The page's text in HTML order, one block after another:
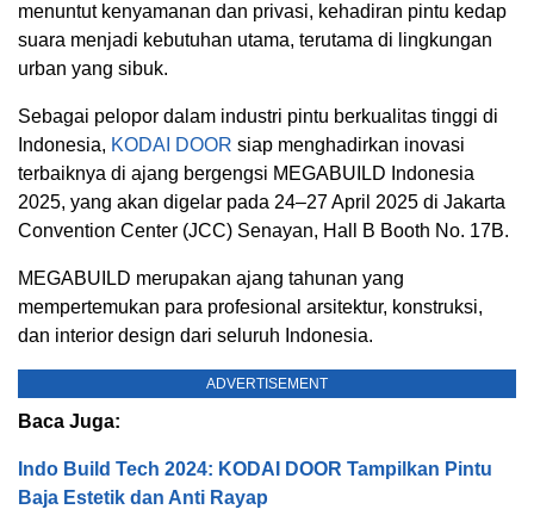
menuntut kenyamanan dan privasi, kehadiran pintu kedap
suara menjadi kebutuhan utama, terutama di lingkungan
urban yang sibuk.
Sebagai pelopor dalam industri pintu berkualitas tinggi di
Indonesia, KODAI DOOR siap menghadirkan inovasi
terbaiknya di ajang bergengsi MEGABUILD Indonesia
2025, yang akan digelar pada 24–27 April 2025 di Jakarta
Convention Center (JCC) Senayan, Hall B Booth No. 17B.
MEGABUILD merupakan ajang tahunan yang
mempertemukan para profesional arsitektur, konstruksi,
dan interior design dari seluruh Indonesia.
ADVERTISEMENT
Baca Juga:
Indo Build Tech 2024: KODAI DOOR Tampilkan Pintu
Baja Estetik dan Anti Rayap